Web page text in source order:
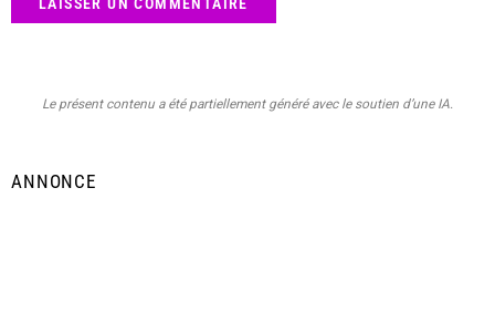
Le présent contenu a été partiellement généré avec le soutien d’une IA.
ANNONCE